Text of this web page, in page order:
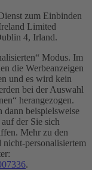
zum Einbinden
Limited
4, Irland.
Modus. Im
die Werbeanzeigen
und es wird kein
bei der Auswahl
herangezogen.
dann beispielsweise
der Sie sich
Mehr zu den
personalisiertem
.